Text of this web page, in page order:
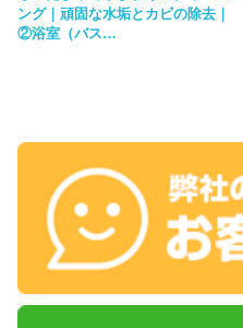
ング｜頑固な水垢とカビの除去｜
②浴室（バス…